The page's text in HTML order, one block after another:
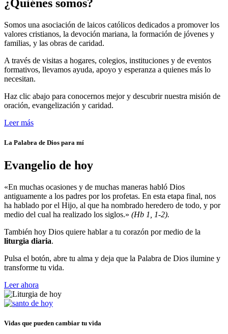
¿Quiénes somos?
Somos una asociación de laicos católicos dedicados a promover los
valores cristianos, la devoción mariana, la formación de jóvenes y
familias, y las obras de caridad.
A través de visitas a hogares, colegios, instituciones y de eventos
formativos, llevamos ayuda, apoyo y esperanza a quienes más lo
necesitan.
Haz clic abajo para conocernos mejor y descubrir nuestra misión de
oración, evangelización y caridad.
Leer más
La Palabra de Dios para mí
Evangelio de hoy
«En muchas ocasiones y de muchas maneras habló Dios
antiguamente a los padres por los profetas. En esta etapa final, nos
ha hablado por el Hijo, al que ha nombrado heredero de todo, y por
medio del cual ha realizado los siglos.» (Hb 1, 1-2).
También hoy Dios quiere hablar a tu corazón por medio de la
liturgia diaria.
Pulsa el botón, abre tu alma y deja que la Palabra de Dios ilumine y
transforme tu vida.
Leer ahora
Vidas que pueden cambiar tu vida